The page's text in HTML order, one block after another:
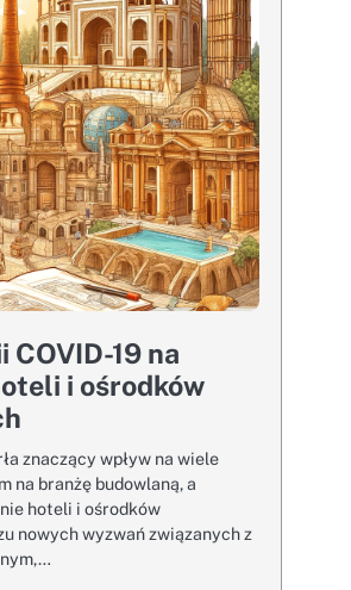
COVID-19 na
i ośrodków
znaczący wpływ na wiele
na branżę budowlaną, a
hoteli i ośrodków
nowych wyzwań związanych z